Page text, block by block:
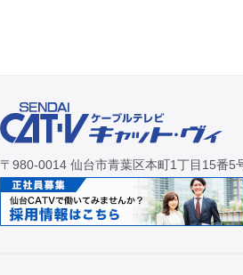
〒980-0014 仙台市青葉区本町1丁目15番5